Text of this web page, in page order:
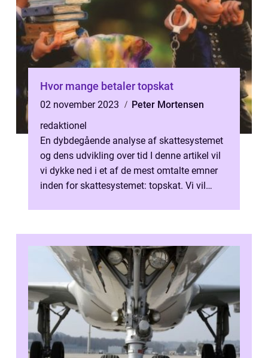
Hvor mange betaler topskat
02 november 2023
Peter Mortensen
redaktionel
En dybdegående analyse af skattesystemet
og dens udvikling over tid I denne artikel vil
vi dykke ned i et af de mest omtalte emner
inden for skattesystemet: topskat. Vi vil